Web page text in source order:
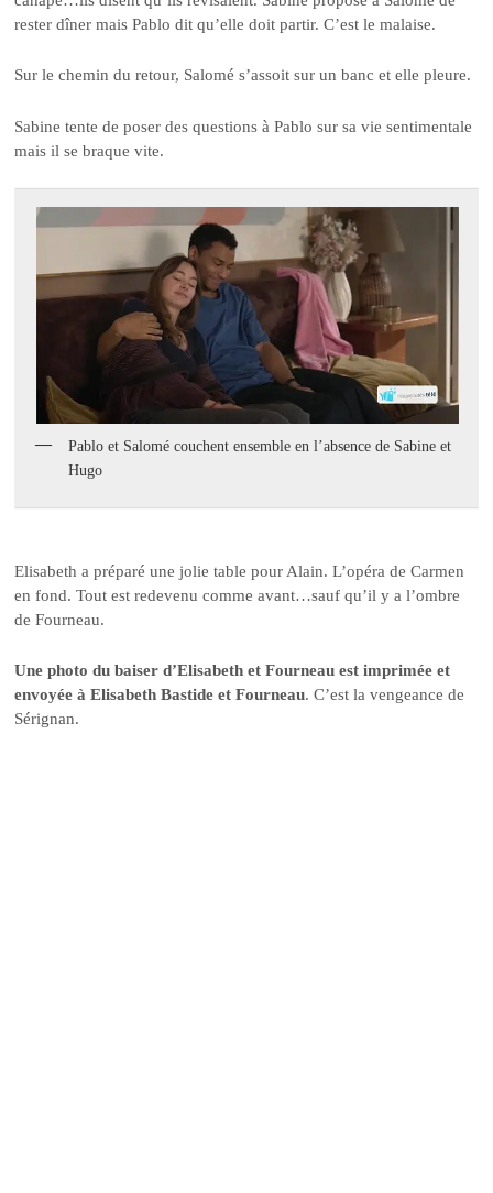
rester dîner mais Pablo dit qu’elle doit partir. C’est le malaise.
Sur le chemin du retour, Salomé s’assoit sur un banc et elle pleure.
Sabine tente de poser des questions à Pablo sur sa vie sentimentale
mais il se braque vite.
Pablo et Salomé couchent ensemble en l’absence de Sabine et
Hugo
Elisabeth a préparé une jolie table pour Alain. L’opéra de Carmen
en fond. Tout est redevenu comme avant…sauf qu’il y a l’ombre
de Fourneau.
Une photo du baiser d’Elisabeth et Fourneau est imprimée et
envoyée à Elisabeth Bastide et Fourneau. C’est la vengeance de
Sérignan.